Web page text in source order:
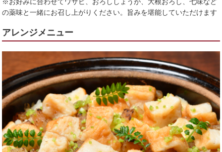
の薬味と一緒にお召し上がりください。旨みを堪能していただけます
アレンジメニュー